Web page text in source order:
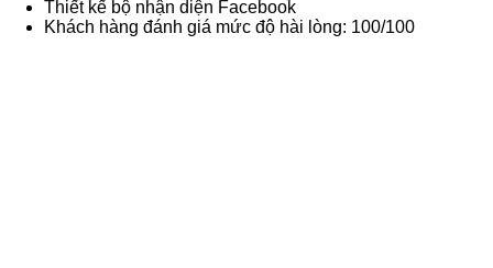
Thiết kế bộ nhận diện Facebook
Khách hàng đánh giá mức độ hài lòng: 100/100